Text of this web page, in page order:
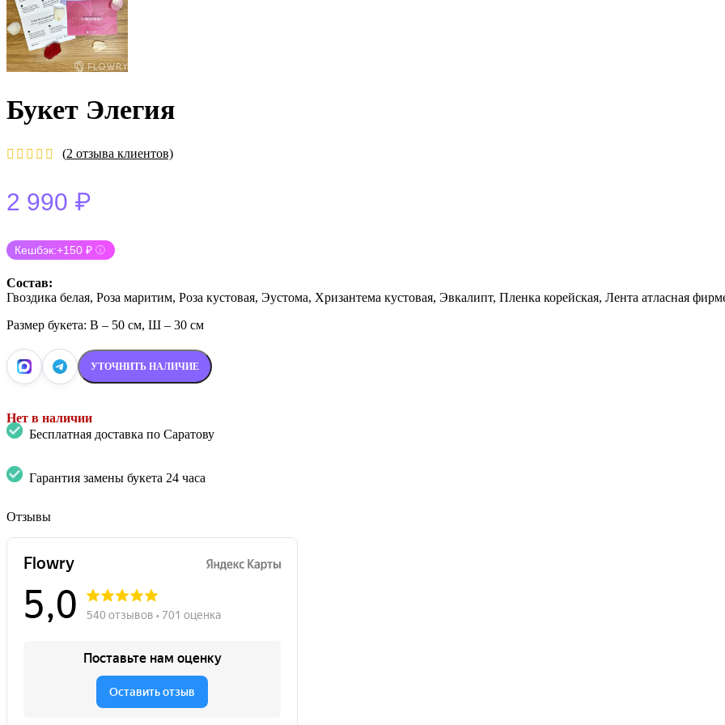
Букет Элегия
(2 отзыва клиентов)
2 990 ₽
Кешбэк:+150 ₽ ⓘ
Состав:
Гвоздика белая, Роза маритим, Роза кустовая, Эустома, Хризантема кустовая, Эвкалипт, Пленка корейская, Лента атласная
Размер букета: В – 50 см, Ш – 30 см
УТОЧНИТЬ НАЛИЧИЕ
Нет в наличии
Бесплатная доставка по Саратову
Гарантия замены букета 24 часа
Отзывы